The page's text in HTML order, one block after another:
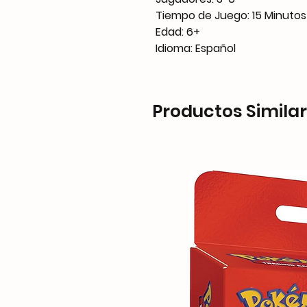
Tiempo de Juego: 15 Minutos
Edad: 6+
Idioma: Español
Productos